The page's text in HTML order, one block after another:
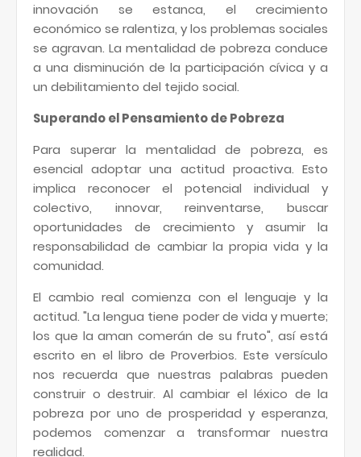
innovación se estanca, el crecimiento
económico se ralentiza, y los problemas sociales
se agravan. La mentalidad de pobreza conduce
a una disminución de la participación cívica y a
un debilitamiento del tejido social.
Superando el Pensamiento de Pobreza
Para superar la mentalidad de pobreza, es
esencial adoptar una actitud proactiva. Esto
implica reconocer el potencial individual y
colectivo, innovar, reinventarse, buscar
oportunidades de crecimiento y asumir la
responsabilidad de cambiar la propia vida y la
comunidad.
El cambio real comienza con el lenguaje y la
actitud. "La lengua tiene poder de vida y muerte;
los que la aman comerán de su fruto", así está
escrito en el libro de Proverbios. Este versículo
nos recuerda que nuestras palabras pueden
construir o destruir. Al cambiar el léxico de la
pobreza por uno de prosperidad y esperanza,
podemos comenzar a transformar nuestra
realidad.